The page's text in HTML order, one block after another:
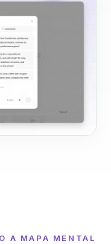
A MAPA MENTAL